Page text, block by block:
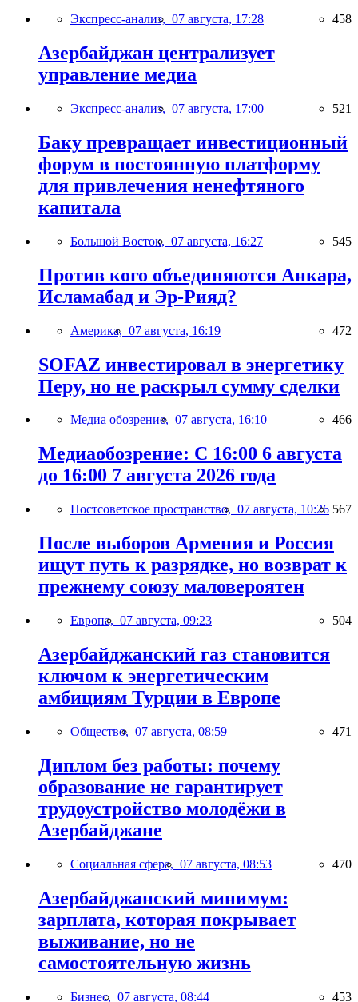
Экспресс-анализ, 07 августа, 17:28 458
Азербайджан централизует
управление медиа
Экспресс-анализ, 07 августа, 17:00 521
Баку превращает инвестиционный
форум в постоянную платформу
для привлечения ненефтяного
капитала
Большой Восток, 07 августа, 16:27 545
Против кого объединяются Анкара,
Исламабад и Эр-Рияд?
Америка, 07 августа, 16:19 472
SOFAZ инвестировал в энергетику
Перу, но не раскрыл сумму сделки
Медиа обозрение, 07 августа, 16:10 466
Медиаобозрение: С 16:00 6 августа
до 16:00 7 августа 2026 года
Постсоветское пространство, 07 августа, 10:26 567
После выборов Армения и Россия
ищут путь к разрядке, но возврат к
прежнему союзу маловероятен
Европа, 07 августа, 09:23 504
Азербайджанский газ становится
ключом к энергетическим
амбициям Турции в Европе
Общество, 07 августа, 08:59 471
Диплом без работы: почему
образование не гарантирует
трудоустройство молодёжи в
Азербайджане
Социальная сфера, 07 августа, 08:53 470
Азербайджанский минимум:
зарплата, которая покрывает
выживание, но не
самостоятельную жизнь
Бизнес, 07 августа, 08:44 453